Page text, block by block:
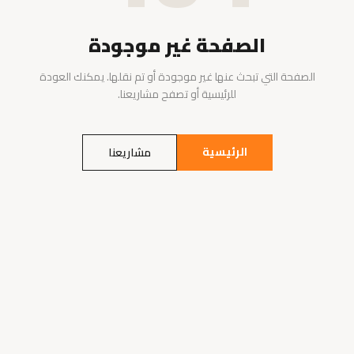
الصفحة غير موجودة
الصفحة التي تبحث عنها غير موجودة أو تم نقلها. يمكنك العودة
للرئيسية أو تصفح مشاريعنا.
الرئيسية مشاريعنا